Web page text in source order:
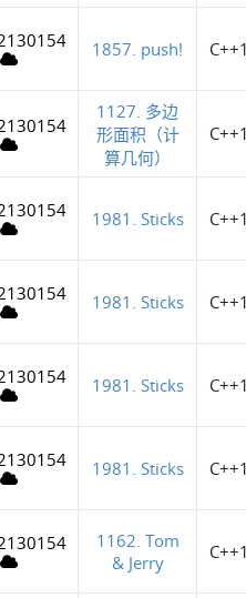
1857. push!
1127. 多边
形面积（计
算几何）
1981. Sticks
1981. Sticks
1981. Sticks
1981. Sticks
1162. Tom
& Jerry